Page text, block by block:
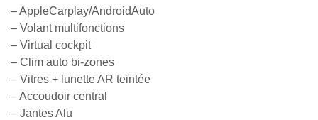
– AppleCarplay/AndroidAuto
– Volant multifonctions
– Virtual cockpit
– Clim auto bi-zones
– Vitres + lunette AR teintée
– Accoudoir central
– Jantes Alu